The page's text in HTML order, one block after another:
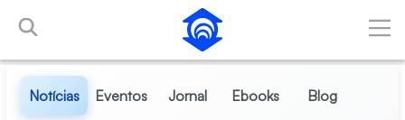
Pular para o Conteúdo principal
Notícias Eventos Jornal Ebooks Blog